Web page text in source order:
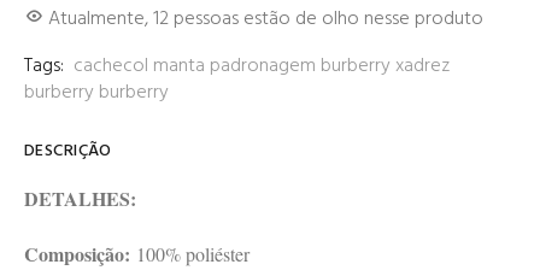
Atualmente,12pessoas estão de olho nesse produto
Tags: cachecol manta padronagem burberryxadrez
burberry burberry
DESCRIÇÃO
DETALHES:
Composição: 100% poliéster